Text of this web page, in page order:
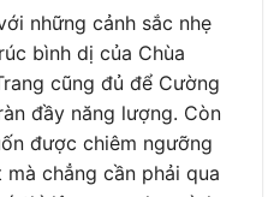
những cảnh sắc nhẹ
bình dị của Chùa
cũng đủ để Cường
đầy năng lượng. Còn
được chiêm ngưỡng
chẳng cần phải qua